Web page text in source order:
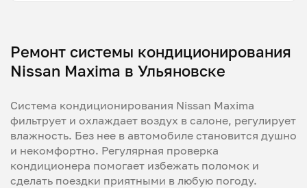
Ремонт системы кондиционирования
Nissan Maxima в Ульяновске
Система кондиционирования Nissan Maxima
фильтрует и охлаждает воздух в салоне, регулирует
влажность. Без нее в автомобиле становится душно
и некомфортно. Регулярная проверка
кондиционера помогает избежать поломок и
сделать поездки приятными в любую погоду.